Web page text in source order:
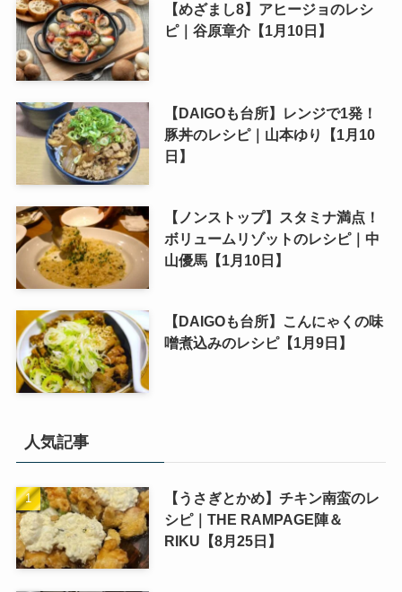
【めざまし8】アヒージョのレシ
ピ｜谷原章介【1月10日】
【DAIGOも台所】レンジで1発！
豚丼のレシピ｜山本ゆり【1月10
日】
【ノンストップ】スタミナ満点！
ボリュームリゾットのレシピ｜中
山優馬【1月10日】
【DAIGOも台所】こんにゃくの味
噌煮込みのレシピ【1月9日】
人気記事
【うさぎとかめ】チキン南蛮のレ
シピ｜THE RAMPAGE陣＆
RIKU【8月25日】